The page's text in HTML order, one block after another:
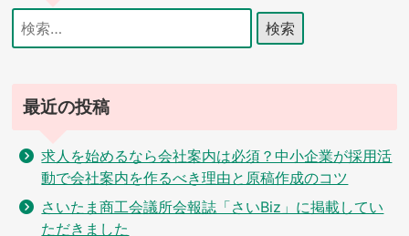
検
索:
最近の投稿
求人を始めるなら会社案内は必須？中小企業が採用活
動で会社案内を作るべき理由と原稿作成のコツ
さいたま商工会議所会報誌「さいBiz」に掲載してい
ただきました